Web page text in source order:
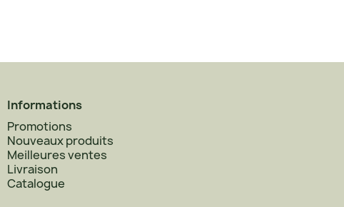
Informations
Promotions
Nouveaux produits
Meilleures ventes
Livraison
Catalogue